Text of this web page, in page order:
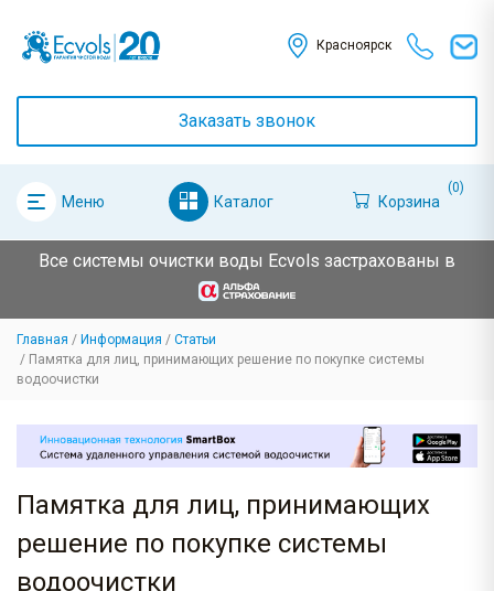
Красноярск
Заказать звонок
Меню Каталог Корзина
(0)
Все системы очистки воды Ecvols застрахованы в
Главная Информация
Статьи
Памятка для лиц, принимающих решение по покупке системы
водоочистки
Памятка для лиц, принимающих
решение по покупке системы
водоочистки